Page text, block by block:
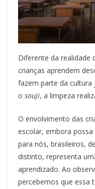
Diferente da realidade
crianças aprendem
fazem parte da cultura
o souji, a limpeza
O envolvimento das
escolar, embora
para nós, brasileiros,
distinto, representa
aprendizado. Ao
percebemos que essa